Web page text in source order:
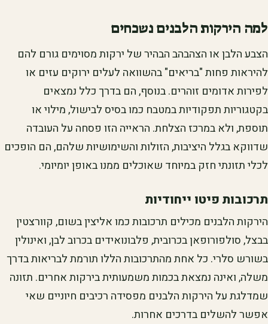
למה הירקות הלבנים נשכחים
הצבע הלבן או הצהבהב הבהיר של ירקות מסוימים גורם להם
להיראות פחות "בריאים" בהשוואה לעלים ירוקים עזים או
לפירות אדומים זוהרים. בנוסף, הם בדרך כלל נמצאים
בקטגוריות תפקודיות במטבח כמו בסיס לבישול, מילוי או
תוספת, ולא במרכז הצלחת. הראייה הזו פסחה על העובדה
שדווקא בגלל היציבות, הזולות והשימושיות שלהם, הם הופכים
לכלי תזונתי חזק במיוחד שאוכלים ממנו באופן יומיומי.
תרכובות פיטו ייחודיות
הירקות הלבנים מכילים תרכובות כמו אליצין בשום, קוורצטין
בבצל, סולפורופאן בכרובית, פלבונואידים בכרוב לבן, ואינולין
בשורש סלרי. כל אחת מהתרכובות הללו תורמת לבריאות בדרך
משלה, ואינה נמצאת בכמות משמעותית בירקות אחרים. תזונה
שמדלגת על הירקות הלבנים מפסידה רכיבים חיוניים שאי
אפשר להשלים בדרכים אחרות.